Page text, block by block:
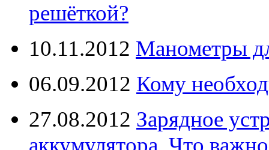
решёткой?
10.11.2012 Манометры
06.09.2012 Кому
27.08.2012 Зарядное
аккумулятора. Что